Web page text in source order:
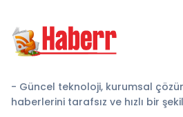
- Güncel teknoloji, kurumsal
haberlerini tarafsız ve hızlı bir